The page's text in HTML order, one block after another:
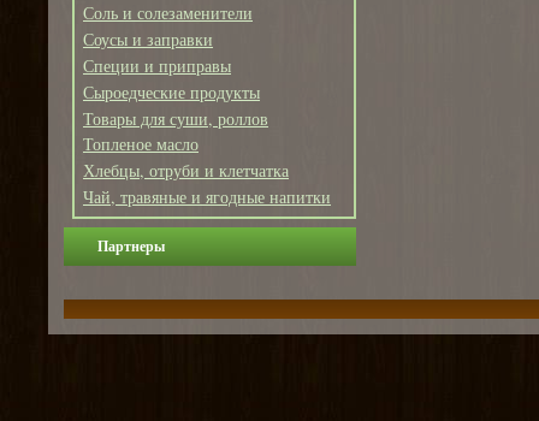
Соль и солезаменители
Соусы и заправки
Специи и приправы
Сыроедческие продукты
Товары для суши, роллов
Топленое масло
Хлебцы, отруби и клетчатка
Чай, травяные и ягодные напитки
Партнеры